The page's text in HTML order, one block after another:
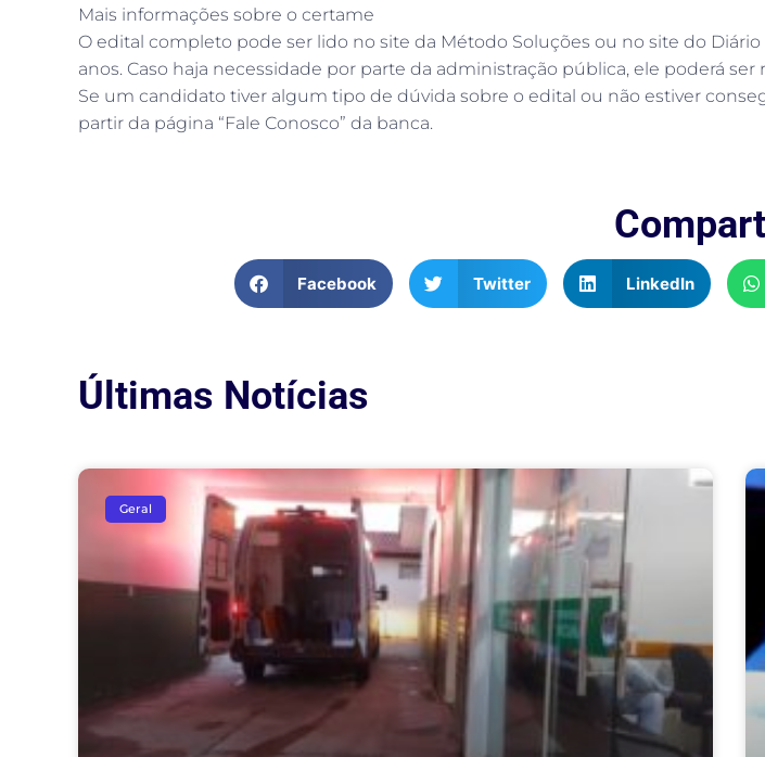
Mais informações sobre o certame
O edital completo pode ser lido no site da Método Soluções ou no site do
anos. Caso haja necessidade por parte da administração pública, ele poderá ser
Se um candidato tiver algum tipo de dúvida sobre o edital ou não estiver
partir da página “Fale Conosco” da banca.
Facebook Twitter LinkedIn
Últimas Notícias
Geral